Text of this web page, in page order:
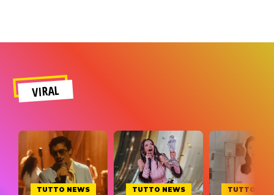
VIRAL
TUTTO NEWS TUTTO NEWS TUTTO